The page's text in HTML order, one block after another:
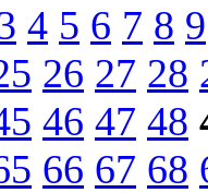
4 5 6 7 8 9
26 27 28
46 47 48
66 67 68